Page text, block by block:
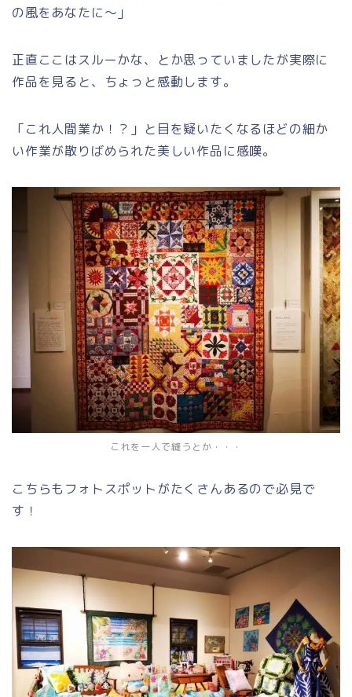
の風をあなたに～」
正直ここはスルーかな、とか思っていましたが実際に
作品を見ると、ちょっと感動します。
「これ人間業か！？」と目を疑いたくなるほどの細か
い作業が散りばめられた美しい作品に感嘆。
これを一人で縫うとか・・・
こちらもフォトスポットがたくさんあるので必見で
す！